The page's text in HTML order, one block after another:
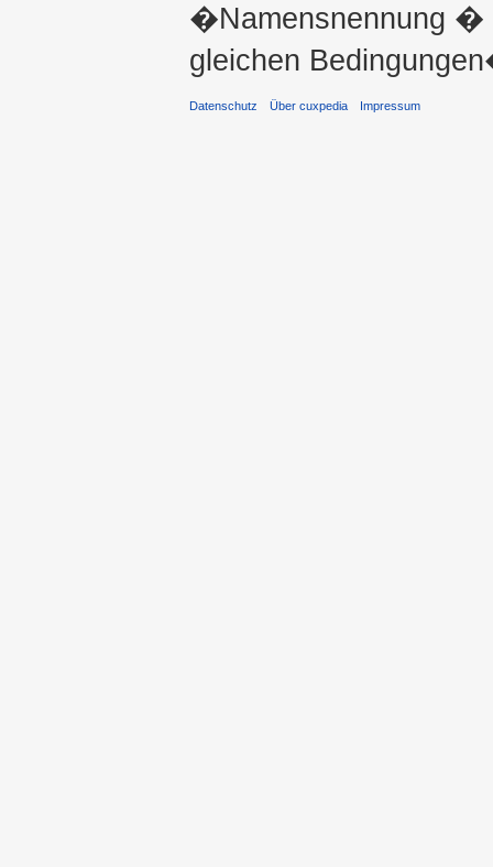
�Namensnennung �
gleichen
Datenschutz Über cuxpedia Impressum